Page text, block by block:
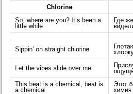
Chlorine
So, where are you? It’s been a
little while
Где
Sippin’ on straight chlorine
Let the vibes slide over me
This beat is a chemical, beat is
a chemical
Этот
химия